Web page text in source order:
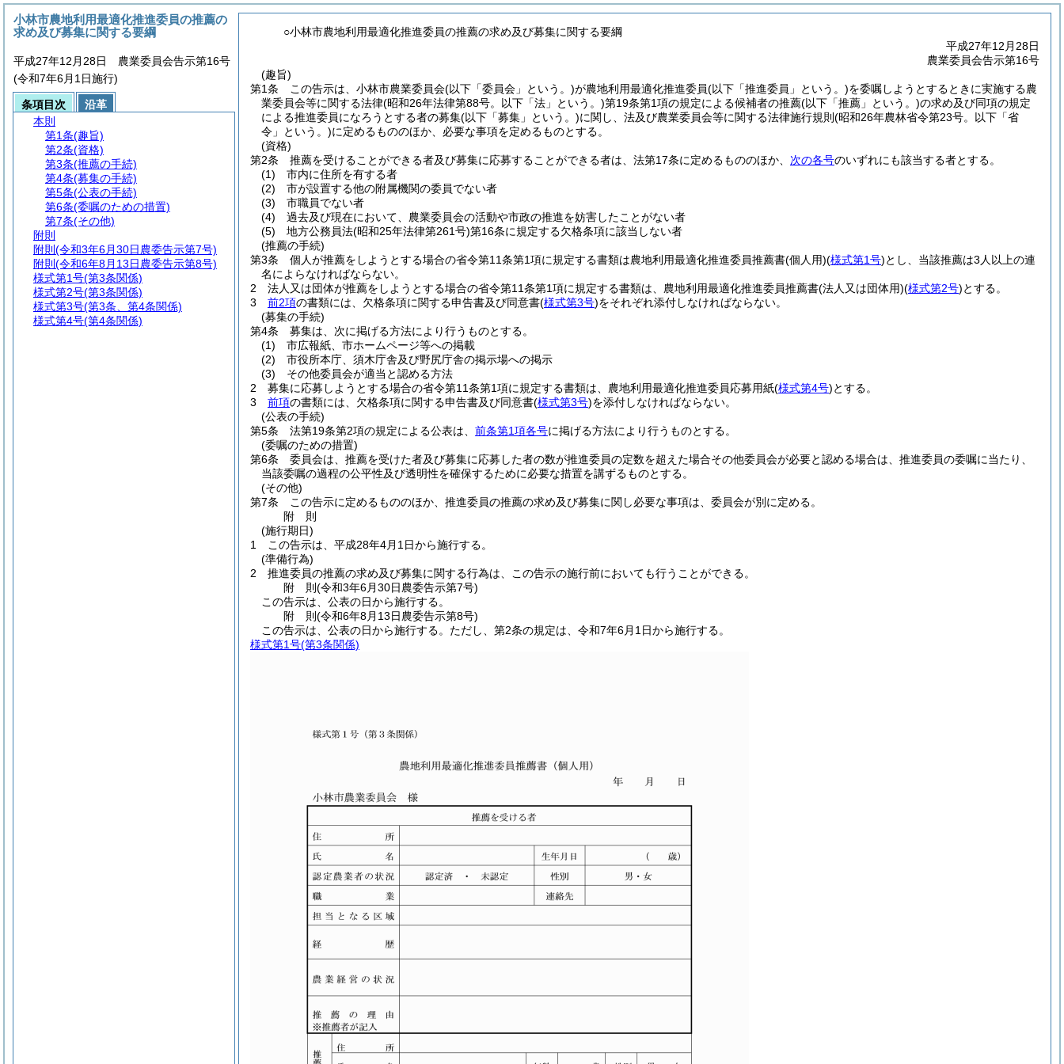
○小林市農地利用最適化推進委員の推薦の求め及び募集に関する要綱
平成27年12月28日
農業委員会告示第16号
(趣旨)
第1条
この告示は、小林市農業委員会(以下「委員会」という。)が農地利用最適化推進委員(以下「推進委員」という。)を委嘱しようとするときに実施する農
業委員会等に関する法律(昭和26年法律第88号。以下「法」という。)第19条第1項の規定による候補者の推薦(以下「推薦」という。)の求め及び同項の規定
による推進委員になろうとする者の募集(以下「募集」という。)に関し、法及び農業委員会等に関する法律施行規則 (昭和26年農林省令第23号。以下「省
令」という。)に定めるもののほか、必要な事項を定めるものとする。
(資格)
第2条
推薦を受けることができる者及び募集に応募することができる者は、法第17条に定めるもののほか、 次の各号のいずれにも該当する者とする。
(1)
市内に住所を有する者
(2)
市が設置する他の附属機関の委員でない者
(3)
市職員でない者
(4)
過去及び現在において、農業委員会の活動や市政の推進を妨害したことがない者
(5)
地方公務員法(昭和25年法律第261号)第16条に規定する欠格条項に該当しない者
(推薦の手続)
第3条
個人が推薦をしようとする場合の省令第11条第1項に規定する書類は農地利用最適化推進委員推薦書(個人用)(様式第1号)とし、当該推薦は3人以上の連
名によらなければならない。
2
法人又は団体が推薦をしようとする場合の省令第11条第1項に規定する書類は、農地利用最適化推進委員推薦書(法人又は団体用)(様式第2号)とする。
3
前2項の書類には、欠格条項に関する申告書及び同意書(様式第3号)をそれぞれ添付しなければならない。
(募集の手続)
第4条
募集は、次に掲げる方法により行うものとする。
(1)
市広報紙、市ホームページ等への掲載
(2)
市役所本庁、須木庁舎及び野尻庁舎の掲示場への掲示
(3)
その他委員会が適当と認める方法
2
募集に応募しようとする場合の省令第11条第1項に規定する書類は、農地利用最適化推進委員応募用紙(様式第4号)とする。
3
前項の書類には、欠格条項に関する申告書及び同意書(様式第3号)を添付しなければならない。
(公表の手続)
第5条
法第19条第2項の規定による公表は、 前条第1項各号に掲げる方法により行うものとする。
(委嘱のための措置)
第6条
委員会は、推薦を受けた者及び募集に応募した者の数が推進委員の定数を超えた場合その他委員会が必要と認める場合は、推進委員の委嘱に当たり、
当該委嘱の過程の公平性及び透明性を確保するために必要な措置を講ずるものとする。
(その他)
第7条
この告示に定めるもののほか、推進委員の推薦の求め及び募集に関し必要な事項は、委員会が別に定める。
附 則
(施行期日)
1
この告示は、平成28年4月1日から施行する。
(準備行為)
2
推進委員の推薦の求め及び募集に関する行為は、この告示の施行前においても行うことができる。
附 則(令和3年6月30日農委告示第7号)
この告示は、公表の日から施行する。
附 則(令和6年8月13日農委告示第8号)
この告示は、公表の日から施行する。 ただし、第2条の規定は、令和7年6月1日から施行する。
様式第1号(第3条関係)
小林市農地利用最適化推進委員の推薦の
求め及び募集に関する要綱
平成27年12月28日 農業委員会告示第16号
(令和7年6月1日施行)
条項目次
沿革
本則
第1条(趣旨)
第2条(資格)
第3条(推薦の手続)
第4条(募集の手続)
第5条(公表の手続)
第6条(委嘱のための措置)
第7条(その他)
附則
附則 (令和3年6月30日農委告示第7号)
附則 (令和6年8月13日農委告示第8号)
様式第1号(第3条関係)
様式第2号(第3条関係)
様式第3号(第3条、第4条関係)
様式第4号(第4条関係)